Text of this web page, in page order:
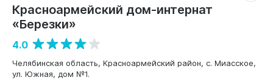
Красноармейский дом-интернат
«Березки»
4.0
Челябинская область, Красноармейский район, с. Миасское,
ул. Южная, дом №1.